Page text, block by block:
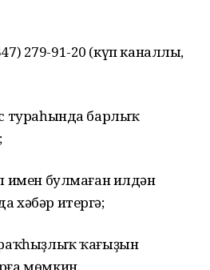
279-91-20 (күп каналлы,
тураһында барлыҡ
имен булмаған илдән
хәбәр итергә;
ҡағыҙын